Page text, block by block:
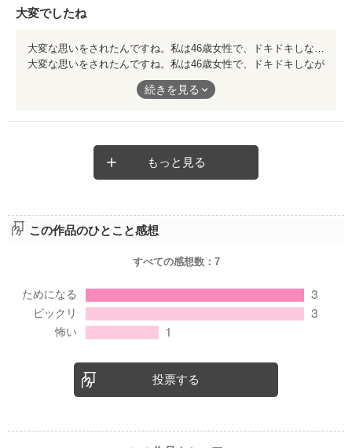
大変でしたね
大変な思いをされたんですね。私は46歳女性で、ドキドキしなが
らファイザー製のワクチン接種しましたが、接種した腕が痛いな
と言うくらいで大丈夫でした。19
続きを見る
もっと見る
この作品のひとこと感想
すべての感想数： 7
投票する